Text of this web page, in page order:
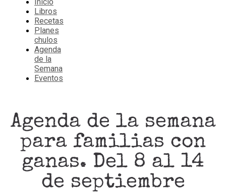
Libros
Recetas
Planes
chulos
Agenda
de la
Semana
Eventos
Agenda de la semana
para familias con
ganas. Del 8 al 14
de septiembre